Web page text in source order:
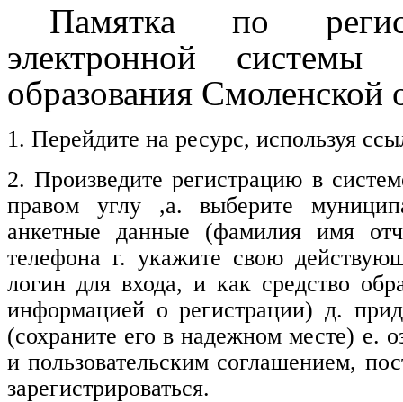
Памятка по
электронной системы
образования Смоленской
1. Перейдите на ресурс, используя
2. Произведите регистрацию в
правом углу ,а. выберите
анкетные данные (фамилия имя
телефона г. укажите свою
логин для входа, и как средство
информацией о регистрации) д.
(сохраните его в надежном месте) е.
и пользовательским соглашением,
зарегистрироваться.